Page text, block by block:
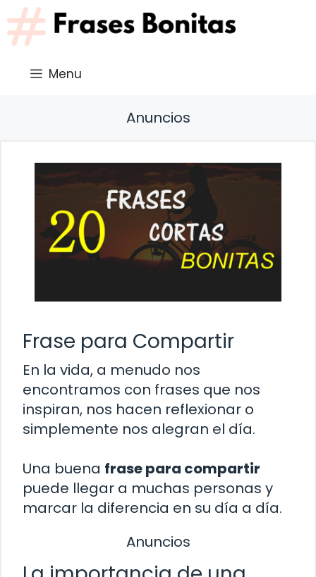
Saltar
al
contenido
Menu
Anuncios
Frase para Compartir
En la vida, a menudo nos
encontramos con frases que nos
inspiran, nos hacen reflexionar o
simplemente nos alegran el día.
Una buena frase para compartir
puede llegar a muchas personas y
marcar la diferencia en su día a día.
Anuncios